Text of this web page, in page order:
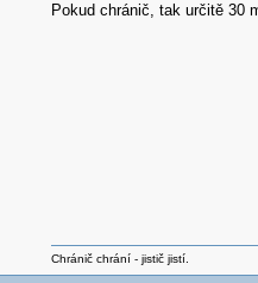
Pokud chránič, tak určitě 30
Chránič chrání - jistič jistí.